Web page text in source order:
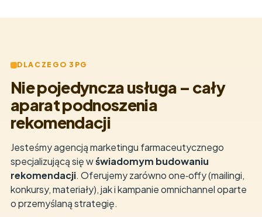
DLACZEGO 3PG
Nie pojedyncza usługa – cały
aparat podnoszenia
rekomendacji
Jesteśmy agencją marketingu farmaceutycznego
specjalizującą się wświadomym budowaniu
rekomendacji. Oferujemy zarówno one‑offy (mailingi,
konkursy, materiały), jak i kampanie omnichannel oparte
o przemyślaną strategię.